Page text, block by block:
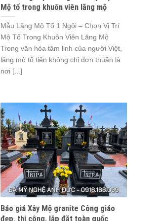
Mộ tổ trong khuôn viên lăng mộ
Mẫu Lăng Mộ Tổ 1 Ngôi – Chọn Vị Trí
Mộ Tổ Trong Khuôn Viên Lăng Mộ
Trong văn hóa tâm linh của người Việt,
lăng mộ tổ tiên không chỉ đơn thuần là
nơi [...]
Báo giá Xây Mộ granite Công giáo
đẹp, thi công, lắp đặt toàn quốc